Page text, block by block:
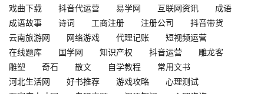
戏曲下载
抖音代运营 易学网 互联网资讯
成语
成语故事
诗词 工商注册 注册公司
抖音带货
云南旅游网
网络游戏 代理记账
短视频运营
在线题库
国学网 知识产权 抖音运营
雕龙客
雕塑
奇石 散文 自学教程
常用文书
河北生活网
好书推荐 游戏攻略
心理测试